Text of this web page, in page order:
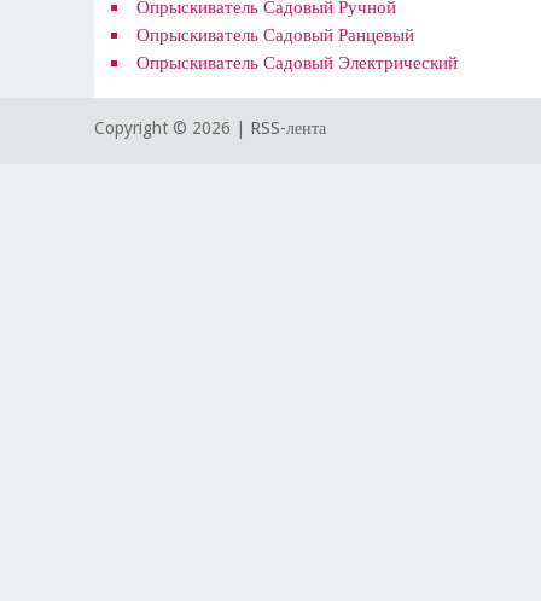
Опрыскиватель Садовый Ручной
Опрыскиватель Садовый Ранцевый
Опрыскиватель Садовый Электрический
Copyright © 2026 | RSS-лента